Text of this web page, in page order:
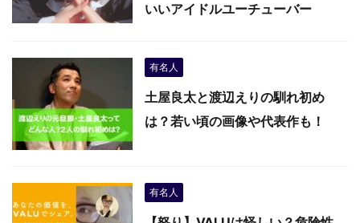
いいアイドルユーチューバー
有名人
土屋良太と渡辺えりの馴れ初め
は？若い頃の画像や代表作も！
有名人